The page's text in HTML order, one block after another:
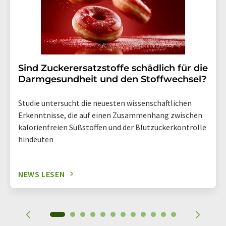
Sind Zuckerersatzstoffe schädlich für die
Darmgesundheit und den Stoffwechsel?
Studie untersucht die neuesten wissenschaftlichen
Erkenntnisse, die auf einen Zusammenhang zwischen
kalorienfreien Süßstoffen und der Blutzuckerkontrolle
hindeuten
NEWS LESEN